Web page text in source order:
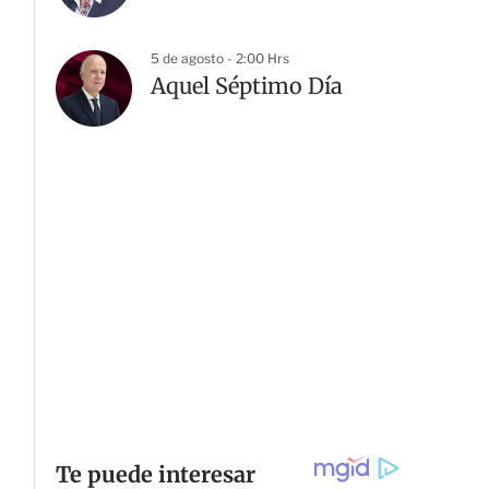
5 de agosto - 2:00 Hrs
Aquel Séptimo Día